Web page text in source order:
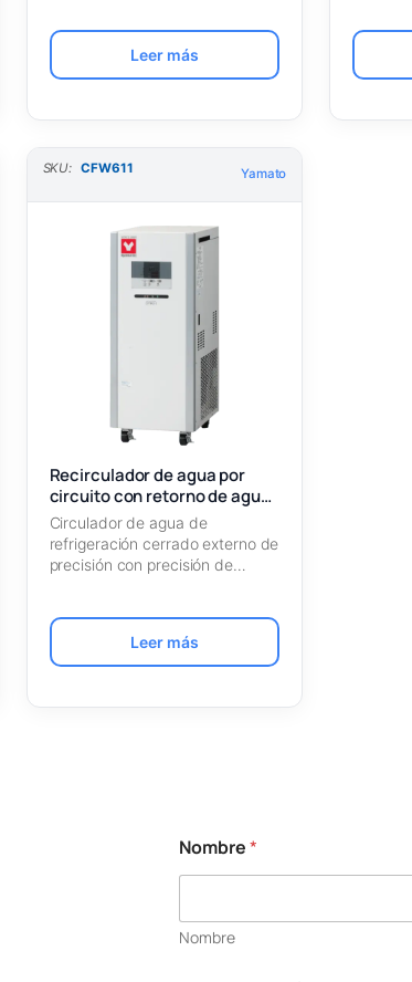
Leer más
SKU: CFW611 Yamato
Recirculador de agua por
circuito con retorno de agua
CFW611
Circulador de agua de
refrigeración cerrado externo de
precisión con precisión de
Leer más
Nombre*
Nombre